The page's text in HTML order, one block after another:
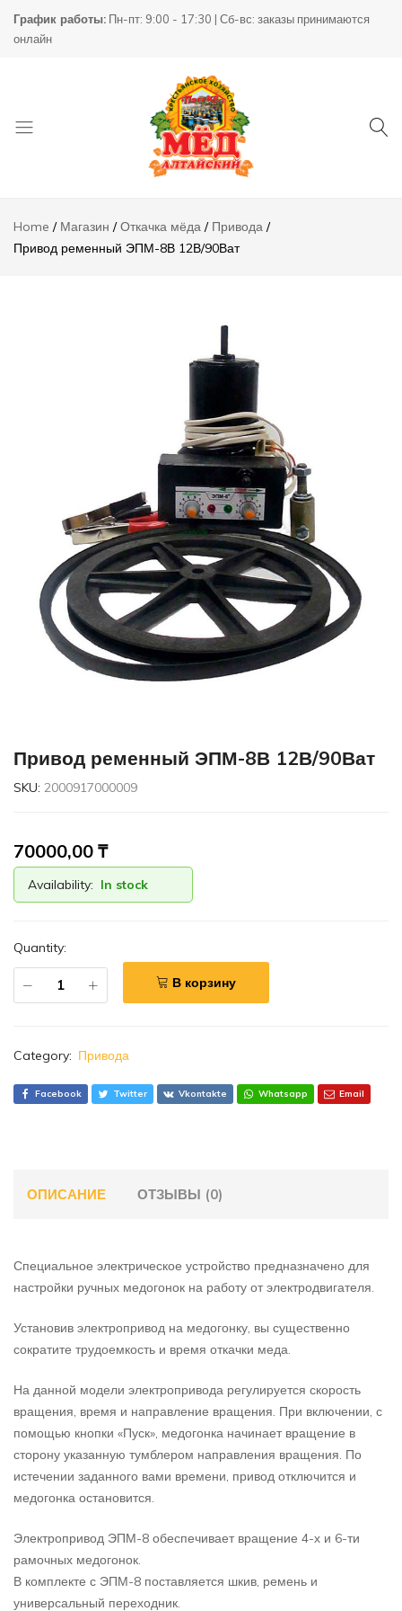
График работы: Пн-пт: 9:00 - 17:30 | Сб-вс: заказы принимаются
онлайн
пчеловодства
Home
Магазин Откачка мёда
Привода
Привод ременный ЭПМ-8В 12В/90Ват
Привод ременный ЭПМ-8В 12В/90Ват
SKU: 2000917000009
70000,00 ₸
Availability: In stock
Quantity:
В корзину
Category: Привода
Facebook Twitter Vkontakte Whatsapp Email
ОПИСАНИЕ ОТЗЫВЫ (0)
Специальное электрическое устройство предназначено для
настройки ручных медогонок на работу от электродвигателя.
Установив электропривод на медогонку, вы существенно
сократите трудоемкость и время откачки меда.
На данной модели электропривода регулируется скорость
вращения, время и направление вращения. При включении, с
помощью кнопки «Пуск», медогонка начинает вращение в
сторону указанную тумблером направления вращения. По
истечении заданного вами времени, привод отключится и
медогонка остановится.
Электропривод ЭПМ-8 обеспечивает вращение 4-х и 6-ти
рамочных медогонок.
В комплекте с ЭПМ-8 поставляется шкив, ремень и
универсальный переходник.
Привод
ременный